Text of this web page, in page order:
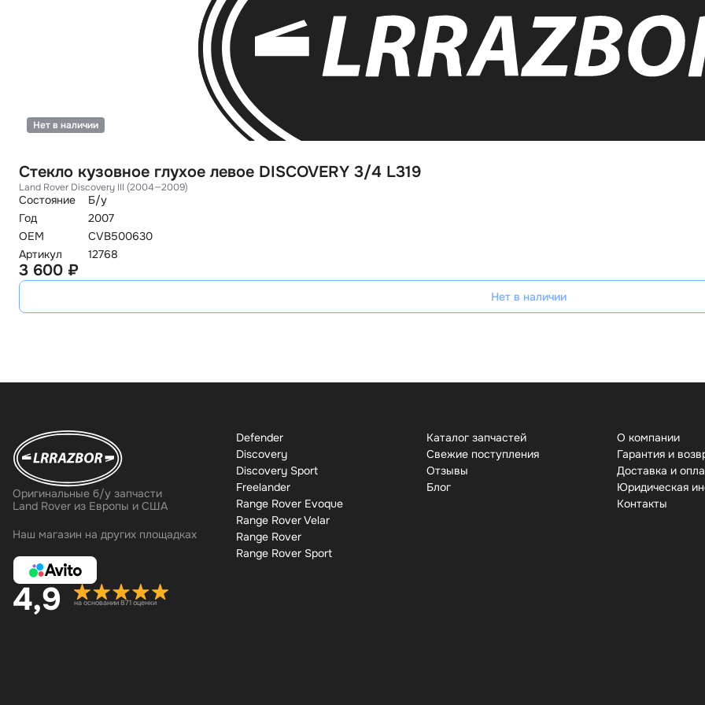
Стекло кузовное глухое левое DISCOVERY 3/4 L319
Land Rover Discovery III (2004—2009)
Состояние
Б/у
Год
2007
OEM
CVB500630
Артикул
12768
Нет в наличии
3 600 ₽
Нет в наличии
Оригинальные б/у запчасти
Land Rover из Европы и США
Наш магазин на других площадках
4,9 на основании 871 оценки
Defender
Discovery
Discovery Sport
Freelander
Range Rover Evoque
Range Rover Velar
Range Rover
Range Rover Sport
Каталог запчастей
Свежие поступления
Отзывы
Бло
О компании
Гарантия и
Доставка и
Юридическая
Контакты